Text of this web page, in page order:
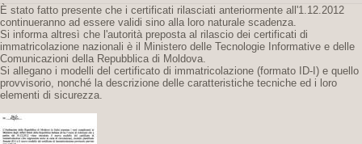
È stato fatto presente che i certificati rilasciati anteriormente all'1.12.2012
continueranno ad essere validi sino alla loro naturale scadenza.
Si informa altresì che l'autorità preposta al rilascio dei certificati di
immatricolazione nazionali è il Ministero delle Tecnologie Informative e delle
Comunicazioni della Repubblica di Moldova.
Si allegano i modelli del certificato di immatricolazione (formato ID-I) e quello
provvisorio, nonché la descrizione delle caratteristiche tecniche ed i loro
elementi di sicurezza.